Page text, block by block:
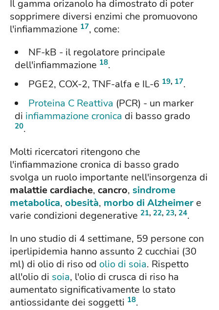
Il gamma orizanolo ha dimostrato di poter
sopprimere diversi enzimi che promuovono
l'infiammazione 17, come:
NF-kB - il regolatore principale
dell'infiammazione 18.
PGE2, COX-2, TNF-alfa e IL-6 19, 17.
Proteina C Reattiva (PCR) - un marker
di infiammazione cronica di basso grado
20.
Molti ricercatori ritengono che
l'infiammazione cronica di basso grado
svolga un ruolo importante nell'insorgenza di
malattie cardiache, cancro, sindrome
metabolica, obesità, morbo di Alzheimer e
varie condizioni degenerative 21, 22, 23, 24.
In uno studio di 4 settimane, 59 persone con
iperlipidemia hanno assunto 2 cucchiai (30
ml) di olio di riso od olio di soia. Rispetto
all'olio di soia, l'olio di crusca di riso ha
aumentato significativamente lo stato
antiossidante dei soggetti 18.